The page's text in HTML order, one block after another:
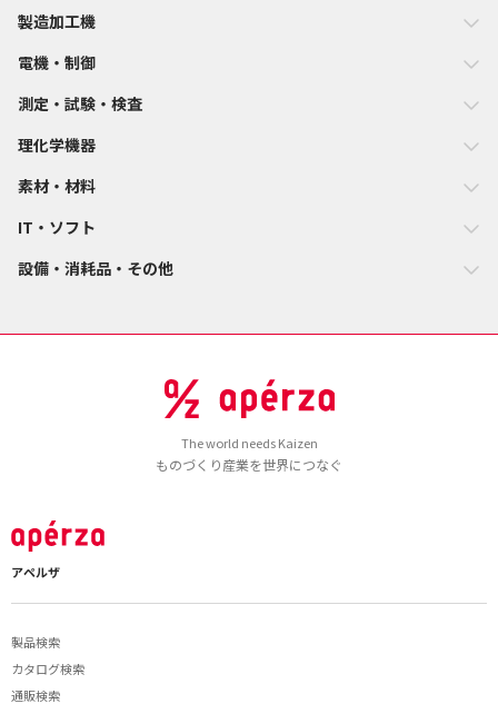
製造加工機
電機・制御
測定・試験・検査
理化学機器
素材・材料
IT・ソフト
設備・消耗品・その他
The world needs Kaizen
ものづくり産業を世界につなぐ
アペルザ
製品検索
カタログ検索
通販検索